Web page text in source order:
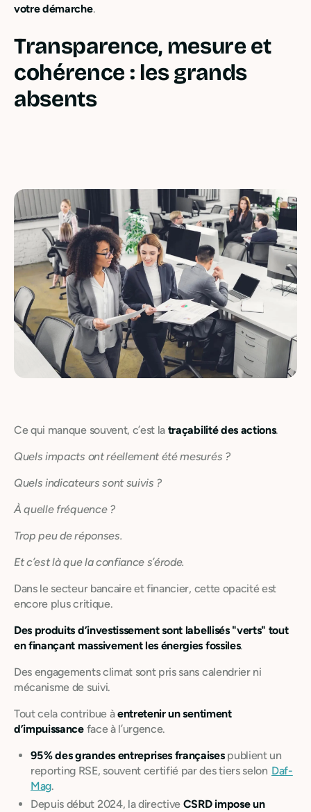
votre démarche.
Transparence, mesure et
cohérence : les grands
absents
Ce qui manque souvent, c’est la traçabilité des actions.
Quels impacts ont réellement été mesurés ?
Quels indicateurs sont suivis ?
À quelle fréquence ?
Trop peu de réponses.
Et c’est là que la confiance s’érode.
Dans le secteur bancaire et financier, cette opacité est
encore plus critique.
Des produits d’investissement sont labellisés "verts" tout
en finançant massivement les énergies fossiles.
Des engagements climat sont pris sans calendrier ni
mécanisme de suivi.
Tout cela contribue àentretenir un sentiment
d’impuissanceface à l’urgence.
95 % des grandes entreprises françaisespublient un
reporting RSE, souvent certifié par des tiers selon Daf-
Mag.
Depuis début 2024, la directive CSRD impose un